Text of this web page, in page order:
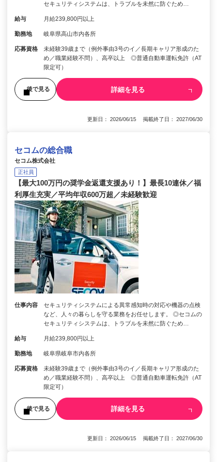
セキュリティシステムは、トラブルを未然に防ぐため…
給与 月給239,800円以上
勤務地 岐阜県高山市内各所
応募資格
未経験39歳まで（例外事由3号のイ／長期キャリア形成のた
め／職業経験不問）、高卒以上 ◎普通自動車運転免許（AT
限定可）
後で見る 詳細を見る
更新日： 2026/06/15 掲載終了日： 2027/06/30
セコムの総合職
セコム株式会社
正社員
【最大100万円の奨学金返還支援あり！】最長10連休／福
利厚生充実／平均年収600万超／未経験歓迎
仕事内容
セキュリティシステムによる異常感知時の対応や機器の点検
など、人々の暮らしを守る業務をお任せします。 ◎セコムの
セキュリティシステムは、トラブルを未然に防ぐため…
給与 月給239,800円以上
勤務地 岐阜県岐阜市内各所
応募資格
未経験39歳まで（例外事由3号のイ／長期キャリア形成のた
め／職業経験不問）、高卒以上 ◎普通自動車運転免許（AT
限定可）
後で見る 詳細を見る
更新日： 2026/06/15 掲載終了日： 2027/06/30